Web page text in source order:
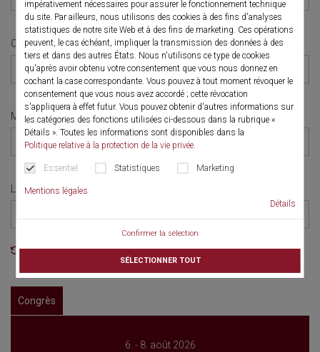
impérativement nécessaires pour assurer le fonctionnement technique
du site. Par ailleurs, nous utilisons des cookies à des fins d'analyses
statistiques de notre site Web et à des fins de marketing. Ces opérations
peuvent, le cas échéant, impliquer la transmission des données à des
tiers et dans des autres États. Nous n'utilisons ce type de cookies
qu'après avoir obtenu votre consentement que vous nous donnez en
cochant la case correspondante. Vous pouvez à tout moment révoquer le
consentement que vous nous avez accordé ; cette révocation
s'appliquera à effet futur. Vous pouvez obtenir d'autres informations sur
les catégories des fonctions utilisées ci-dessous dans la rubrique «
Détails ». Toutes les informations sont disponibles dans la
Politique relative à la protection de la vie privée.
Essentiel Statistiques Marketing
Mentions légales
Détails
Confirmer la sélection
SÉLECTIONNER TOUT
Catégorie
Tout
Mois
Tout
Langue
Réinitialiser le filtre
Congrès
6. - 8. août 2026